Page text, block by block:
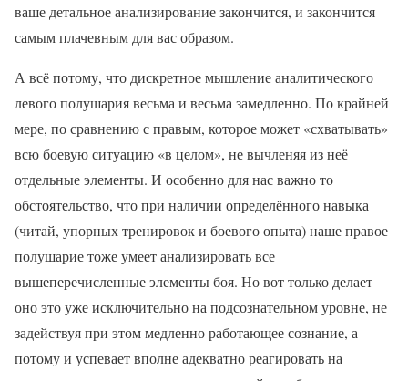
ваше детальное анализирование закончится, и закончится
самым плачевным для вас образом.
А всё потому, что дискретное мышление аналитического
левого полушария весьма и весьма замедленно. По крайней
мере, по сравнению с правым, которое может «схватывать»
всю боевую ситуацию «в целом», не вычленяя из неё
отдельные элементы. И особенно для нас важно то
обстоятельство, что при наличии определённого навыка
(читай, упорных тренировок и боевого опыта) наше правое
полушарие тоже умеет анализировать все
вышеперечисленные элементы боя. Но вот только делает
оно это уже исключительно на подсознательном уровне, не
задействуя при этом медленно работающее сознание, а
потому и успевает вполне адекватно реагировать на